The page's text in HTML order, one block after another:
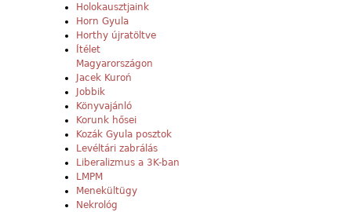
Holokausztjaink
Horn Gyula
Horthy újratöltve
Ítélet
Magyarországon
Jacek Kuroń
Jobbik
Könyvajánló
Korunk hősei
Kozák Gyula posztok
Levéltári zabrálás
Liberalizmus a 3K-ban
LMPM
Menekültügy
Nekrológ